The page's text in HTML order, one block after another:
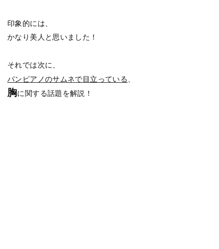
印象的には、
かなり美人と思いました！
それでは次に、
パンピアノのサムネで目立っている
胸に関する話題を解説！